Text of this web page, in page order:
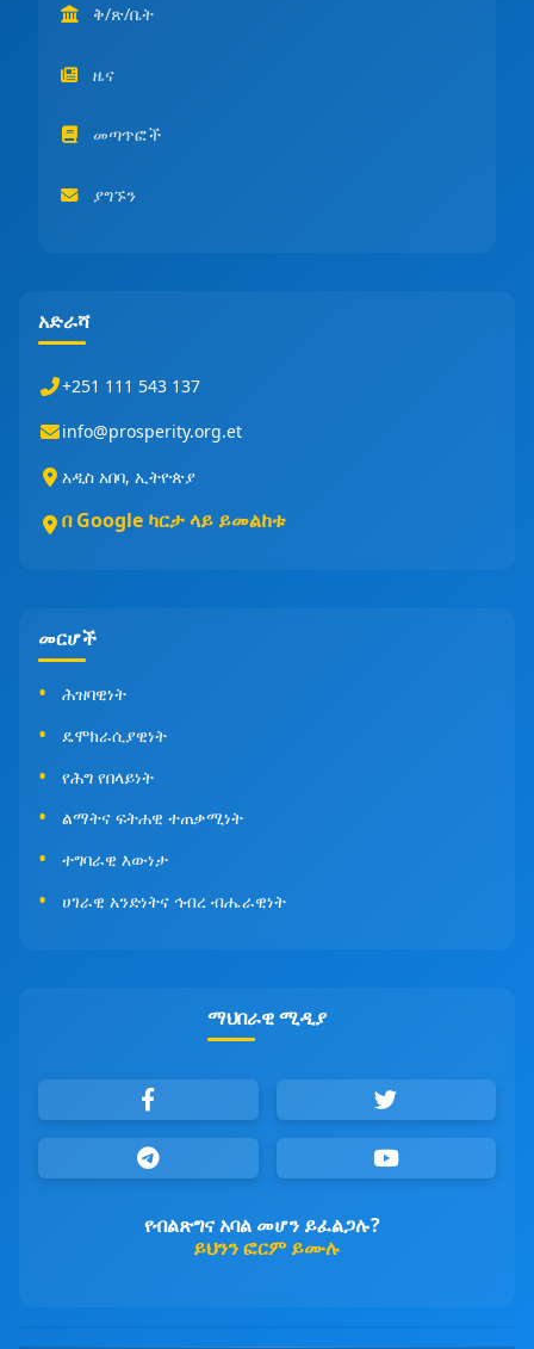
ቅ/ጽ/ቤት
ዜና
መጣጥፎች
ያግኙን
አድራሻ
+251 111 543 137
info@prosperity.org.et
አዲስ አበባ, ኢትዮጵያ
በ Google ካርታ ላይ ይመልከቱ
መርሆች
ሕዝባዊነት
ዴሞክራሲያዊነት
የሕግ የበላይነት
ልማትና ፍትሐዊ ተጠቃሚነት
ተግባራዊ እውነታ
ሀገራዊ አንድነትና ኅብረ ብሔራዊነት
ማህበራዊ ሚዲያ
የብልጽግና አባል መሆን ይፈልጋሉ?
ይህንን ፎርም ይሙሉ